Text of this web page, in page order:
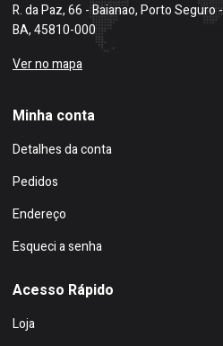
R. da Paz, 66 - Baianao, Porto Seguro -
BA, 45810-000
Ver no mapa
Minha conta
Detalhes da conta
Pedidos
Endereço
Esqueci a senha
Acesso Rápido
Loja